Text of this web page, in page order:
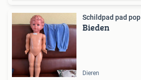
Schildpad pad pop
Bieden
Dieren